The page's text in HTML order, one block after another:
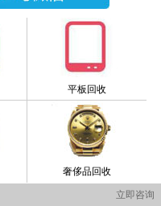
平板回收
奢侈品回收
立即咨询